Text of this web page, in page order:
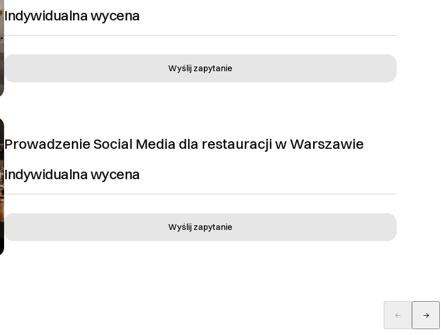
Indywidualna wycena
Wyślij zapytanie
Prowadzenie Social Media dla restauracji w Warszawie
Indywidualna wycena
Wyślij zapytanie